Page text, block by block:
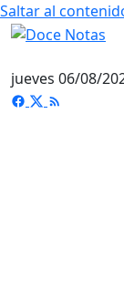
Saltar al
jueves 06/08/